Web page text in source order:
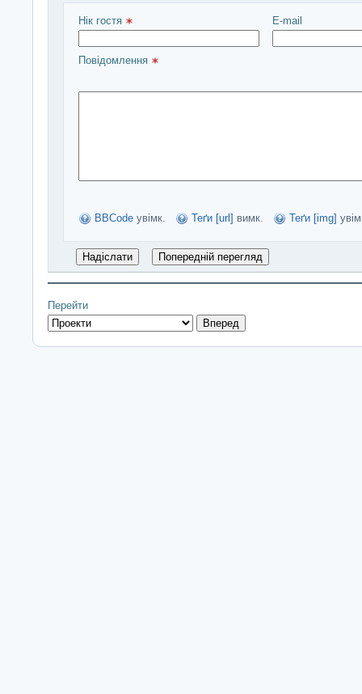
Нік гостя E-mail
Повідомлення
BBCode увімк. Теґи [url] вимк. Теґи [img]
Перейти